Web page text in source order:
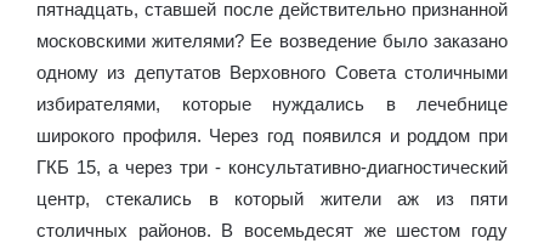
пятнадцать, ставшей после действительно признанной
московскими жителями? Ее возведение было заказано
одному из депутатов Верховного Совета столичными
избирателями, которые нуждались в лечебнице
широкого профиля. Через год появился и роддом при
ГКБ 15, а через три - консультативно-диагностический
центр, стекались в который жители аж из пяти
столичных районов. В восемьдесят же шестом году